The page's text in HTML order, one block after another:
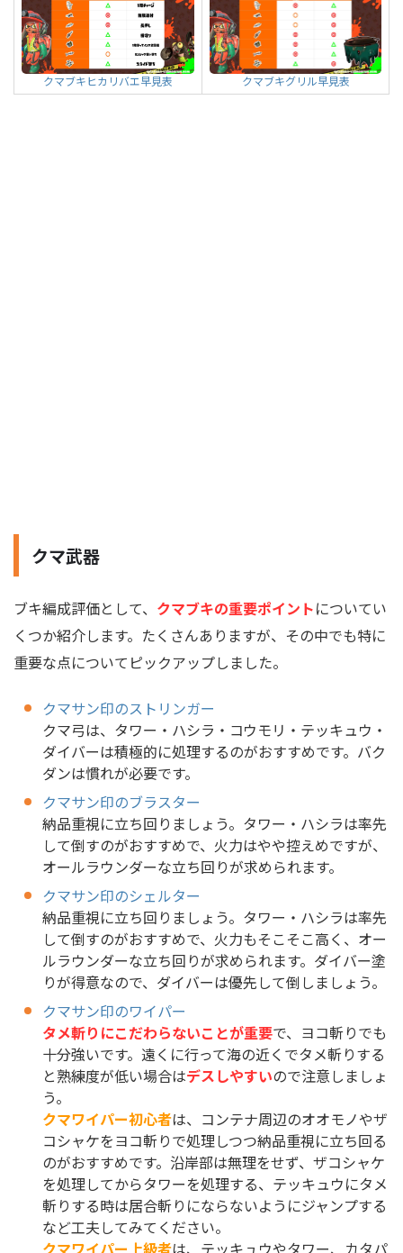
クマブキヒカリバエ早見表 クマブキグリル早見表
クマ武器
ブキ編成評価として、 クマブキの重要ポイントについてい
くつか紹介します。たくさんありますが、その中でも特に
重要な点についてピックアップしました。
クマサン印のストリンガー
クマ弓は、タワー・ハシラ・コウモリ・テッキュウ・
ダイバーは積極的に処理するのがおすすめです。バク
ダンは慣れが必要です。
クマサン印のブラスター
納品重視に立ち回りましょう。タワー・ハシラは率先
して倒すのがおすすめで、火力はやや控えめですが、
オールラウンダーな立ち回りが求められます。
クマサン印のシェルター
納品重視に立ち回りましょう。タワー・ハシラは率先
して倒すのがおすすめで、火力もそこそこ高く、オー
ルラウンダーな立ち回りが求められます。ダイバー塗
りが得意なので、ダイバーは優先して倒しましょう。
クマサン印のワイパー
タメ斬りにこだわらないことが重要で、ヨコ斬りでも
十分強いです。遠くに行って海の近くでタメ斬りする
と熟練度が低い場合はデスしやすいので注意しましょ
う。
クマワイパー初心者は、コンテナ周辺のオオモノやザ
コシャケをヨコ斬りで処理しつつ納品重視に立ち回る
のがおすすめです。沿岸部は無理をせず、ザコシャケ
を処理してからタワーを処理する、テッキュウにタメ
斬りする時は居合斬りにならないようにジャンプする
など工夫してみてください。